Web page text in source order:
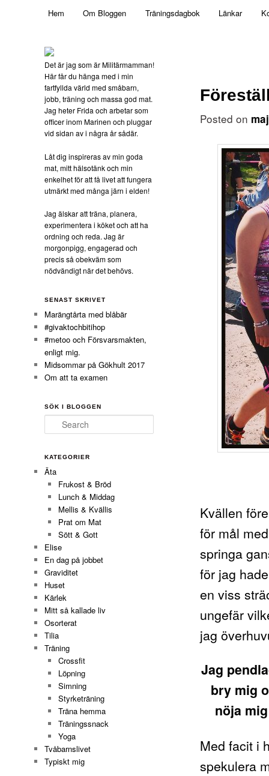
Militärmamman
Skip to primary content
Hem Om Bloggen Träningsdagbok Länkar
Posted on
Kvällen
för mål
springa
för jag
en viss
ungefär
jag
Jag
bry mig
nöja
Med facit i
spekulera
Det är jag som är Militärmamman!
Här får du hänga med i min
fartfyllda värld med småbarn,
jobb, träning och massa god mat.
Jag heter Frida och arbetar som
officer inom Marinen och pluggar
vid sidan av i några år sådär.
Låt dig inspireras av min goda
mat, mitt hälsotänk och min
enkelhet för att få livet att fungera
utmärkt med många järn i elden!
Jag älskar att träna, planera,
experimentera i köket och att ha
ordning och reda. Jag är
morgonpigg, engagerad och
precis så obekväm som
nödvändigt när det behövs.
SENAST SKRIVET
Marängtårta med blåbär
#givaktochbitihop
#metoo och Försvarsmakten,
enligt mig.
Midsommar på Gökhult 2017
Om att ta examen
SÖK I BLOGGEN
Search
KATEGORIER
Äta
Frukost & Bröd
Lunch & Middag
Mellis & Kvällis
Prat om Mat
Sött & Gott
Elise
En dag på jobbet
Graviditet
Huset
Kärlek
Mitt så kallade liv
Osorterat
Tilia
Träning
Crossfit
Löpning
Simning
Styrketräning
Träna hemma
Träningssnack
Yoga
Tvåbarnslivet
Typiskt mig